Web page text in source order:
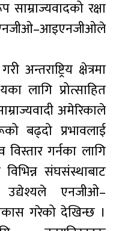
रक्षा
क्षेत्रमा
लागि प्रोत्साहित
अमेरिकाले
बढ्दो प्रभावलाई
गर्नका लागि
विभिन्न संघसंस्थाबाट
एनजीओ–
गरेको देखिन्छ ।